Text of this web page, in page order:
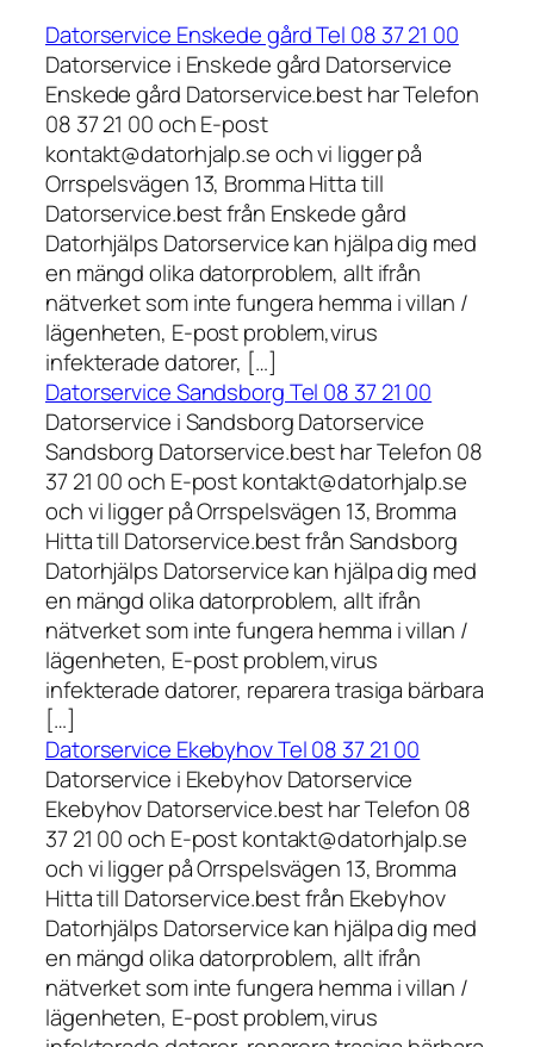
Datorservice Enskede gård Tel 08 37 21 00
Datorservice i Enskede gård Datorservice
Enskede gård Datorservice.best har Telefon
08 37 21 00 och E-post
kontakt@datorhjalp.se och vi ligger på
Orrspelsvägen 13, Bromma Hitta till
Datorservice.best från Enskede gård
Datorhjälps Datorservice kan hjälpa dig med
en mängd olika datorproblem, allt ifrån
nätverket som inte fungera hemma i villan /
lägenheten, E-post problem,virus
infekterade datorer, […]
Datorservice Sandsborg Tel 08 37 21 00
Datorservice i Sandsborg Datorservice
Sandsborg Datorservice.best har Telefon 08
37 21 00 och E-post kontakt@datorhjalp.se
och vi ligger på Orrspelsvägen 13, Bromma
Hitta till Datorservice.best från Sandsborg
Datorhjälps Datorservice kan hjälpa dig med
en mängd olika datorproblem, allt ifrån
nätverket som inte fungera hemma i villan /
lägenheten, E-post problem,virus
infekterade datorer, reparera trasiga bärbara
[…]
Datorservice Ekebyhov Tel 08 37 21 00
Datorservice i Ekebyhov Datorservice
Ekebyhov Datorservice.best har Telefon 08
37 21 00 och E-post kontakt@datorhjalp.se
och vi ligger på Orrspelsvägen 13, Bromma
Hitta till Datorservice.best från Ekebyhov
Datorhjälps Datorservice kan hjälpa dig med
en mängd olika datorproblem, allt ifrån
nätverket som inte fungera hemma i villan /
lägenheten, E-post problem,virus